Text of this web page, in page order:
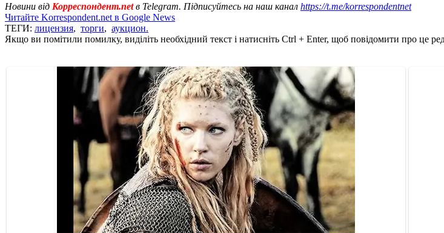
Новини від Корреспондент.netв Telegram. Підписуйтесь на наш канал https://t.me/korrespondentnet
Читайте Korrespondent.net в Google News
ТЕГИ: лицензия, торги, аукцион.
Якщо ви помітили помилку, виділіть необхідний текст і натисніть Ctrl + Enter, щоб повідомити про це